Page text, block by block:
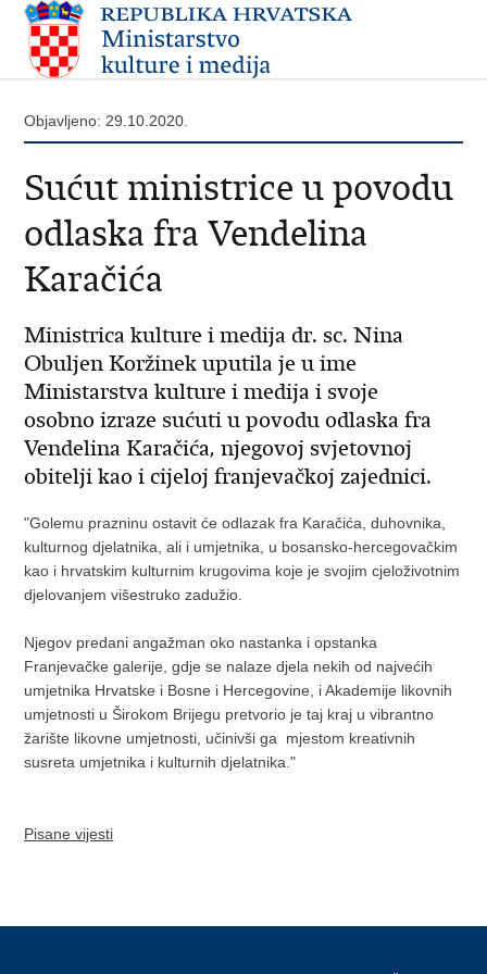
Objavljeno: 29.10.2020.
Sućut ministrice u povodu
odlaska fra Vendelina
Karačića
Ministrica kulture i medija dr. sc. Nina
Obuljen Koržinek uputila je u ime
Ministarstva kulture i medija i svoje
osobno izraze sućuti u povodu odlaska fra
Vendelina Karačića, njegovoj svjetovnoj
obitelji kao i cijeloj franjevačkoj zajednici.
"Golemu prazninu ostavit će odlazak fra Karačića, duhovnika,
kulturnog djelatnika, ali i umjetnika, u bosansko-hercegovačkim
kao i hrvatskim kulturnim krugovima koje je svojim cjeloživotnim
djelovanjem višestruko zadužio.
Njegov predani angažman oko nastanka i opstanka
Franjevačke galerije, gdje se nalaze djela nekih od najvećih
umjetnika Hrvatske i Bosne i Hercegovine, i Akademije likovnih
umjetnosti u Širokom Brijegu pretvorio je taj kraj u vibrantno
žarište likovne umjetnosti, učinivši ga mjestom kreativnih
susreta umjetnika i kulturnih djelatnika."
Pisane vijesti